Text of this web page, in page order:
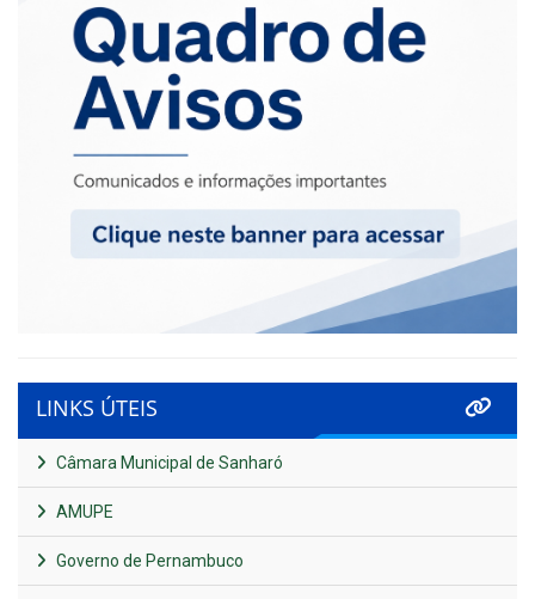
LINKS ÚTEIS
Câmara Municipal de Sanharó
AMUPE
Governo de Pernambuco